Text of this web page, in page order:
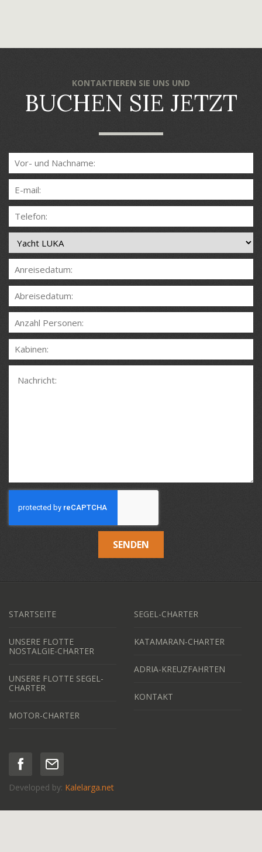
KONTAKTIEREN SIE UNS UND
BUCHEN SIE JETZT
SENDEN
STARTSEITE
UNSERE FLOTTE
NOSTALGIE-CHARTER
UNSERE FLOTTE SEGEL-
CHARTER
MOTOR-CHARTER
SEGEL-CHARTER
KATAMARAN-CHARTER
ADRIA-KREUZFAHRTEN
KONTAKT
Developed by: Kalelarga.net